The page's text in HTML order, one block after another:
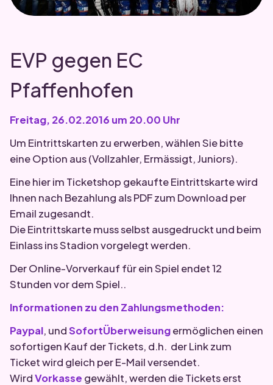
EVP gegen EC
Pfaffenhofen
Freitag, 26.02.2016 um 20.00 Uhr
Um Eintrittskarten zu erwerben, wählen Sie bitte
eine Option aus (Vollzahler, Ermässigt, Juniors).
Eine hier im Ticketshop gekaufte Eintrittskarte wird
Ihnen nach Bezahlung als PDF zum Download per
Email zugesandt.
Die Eintrittskarte muss selbst ausgedruckt und beim
Einlass ins Stadion vorgelegt werden.
Der Online-Vorverkauf für ein Spiel endet 12
Stunden vor dem Spiel..
Informationen zu den Zahlungsmethoden:
Paypal, undSofortÜberweisungermöglichen einen
sofortigen Kauf der Tickets, d.h. der Link zum
Ticket wird gleich per E-Mail versendet.
WirdVorkasse gewählt, werden die Tickets erst